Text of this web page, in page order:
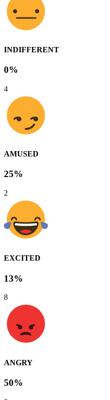
INDIFFERENT
0%
4
AMUSED
25%
2
EXCITED
13%
8
ANGRY
50%